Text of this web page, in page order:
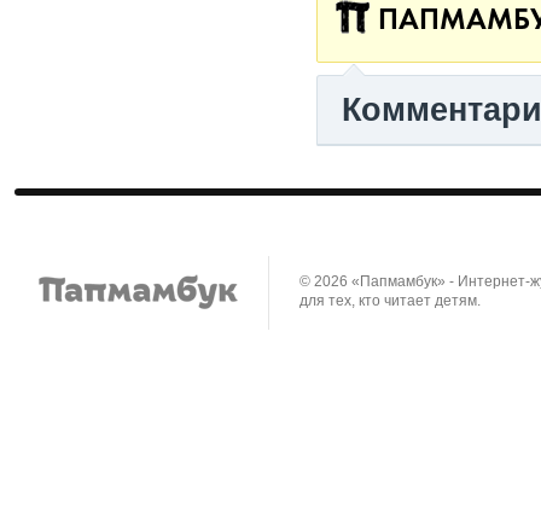
© 2026 «Папмамбук» - Интернет-
для тех, кто читает детям.